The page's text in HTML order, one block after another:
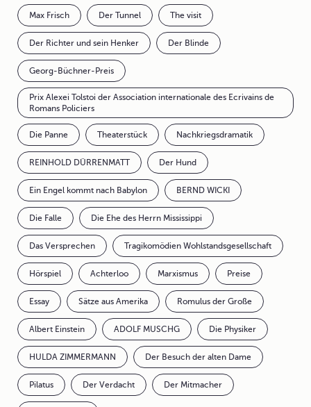
Max Frisch Der Tunnel The visit
Der Richter und sein Henker Der Blinde
Georg-Büchner-Preis
Prix Alexei Tolstoi der Association internationale des Ecrivains de
Romans Policiers
Die Panne Theaterstück Nachkriegsdramatik
REINHOLD DÜRRENMATT Der Hund
Ein Engel kommt nach Babylon BERND WICKI
Die Falle Die Ehe des Herrn Mississippi
Das Versprechen Tragikomödien Wohlstandsgesellschaft
Hörspiel Achterloo Marxismus Preise
Essay Sätze aus Amerika Romulus der Große
Albert Einstein ADOLF MUSCHG Die Physiker
HULDA ZIMMERMANN Der Besuch der alten Dame
Pilatus Der Verdacht Der Mitmacher